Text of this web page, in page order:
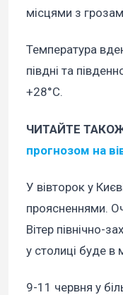
місцями з
Температура
півдні та
+28°С.
ЧИТАЙТЕ
прогнозом на
У вівторок у
проясненнями.
Вітер північно-
у столиці буде
9-11 червня у